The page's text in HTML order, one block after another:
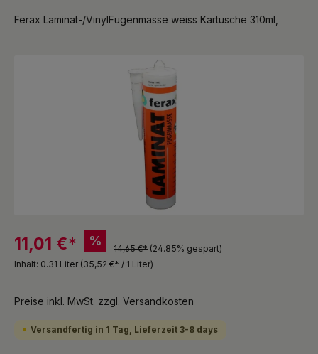
Ferax Laminat-/VinylFugenmasse weiss Kartusche 310ml,
11,01 €* %
14,65 €* (24.85% gespart)
Inhalt: 0.31 Liter (35,52 €* / 1 Liter)
Preise inkl. MwSt. zzgl. Versandkosten
Versandfertig in 1 Tag, Lieferzeit 3-8 days